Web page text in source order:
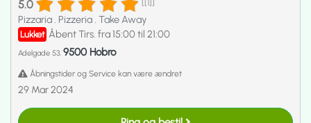
5.0 [[1]]
Pizzaria. Pizzeria. Take Away
Lukket Åbent Tirs. fra 15:00 til 21:00
Adelgade 53, 9500 Hobro
Åbningstider og Service kan være ændret
29 Mar 2024